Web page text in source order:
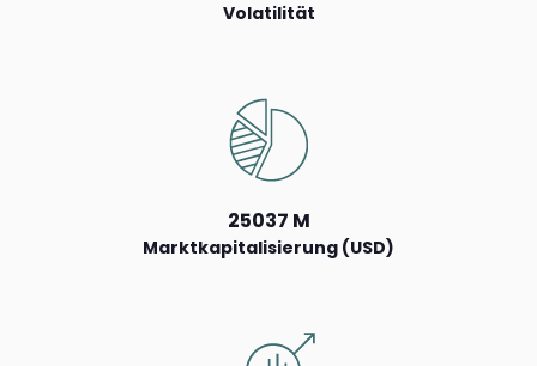
Volatilität
25037 M
Marktkapitalisierung (USD)